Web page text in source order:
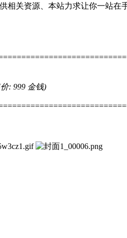
相关资源、本站力求让你一站在
: 999 金钱)